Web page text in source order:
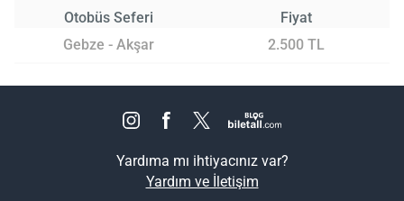
Otobüs Seferi
Fiyat
Gebze - Akşar
2.500 TL
Yardıma mı ihtiyacınız var?
Yardım ve İletişim